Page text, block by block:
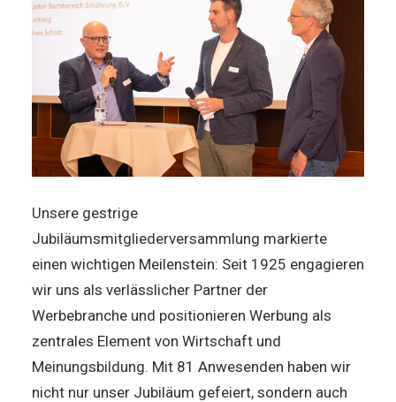
Unsere gestrige
Jubiläumsmitgliederversammlung markierte
einen wichtigen Meilenstein: Seit 1925 engagieren
wir uns als verlässlicher Partner der
Werbebranche und positionieren Werbung als
zentrales Element von Wirtschaft und
Meinungsbildung. Mit 81 Anwesenden haben wir
nicht nur unser Jubiläum gefeiert, sondern auch